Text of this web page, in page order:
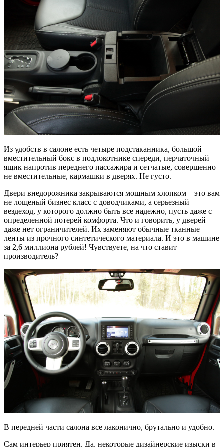
Из удобств в салоне есть четыре подстаканника, большой
вместительный бокс в подлокотнике спереди, перчаточный
ящик напротив переднего пассажира и сетчатые, совершенно
не вместительные, кармашки в дверях. Не густо.
Двери внедорожника закрываются мощным хлопком – это вам
не лощеный бизнес класс с доводчиками, а серьезный
вездеход, у которого должно быть все надежно, пусть даже с
определенной потерей комфорта. Что и говорить, у дверей
даже нет ограничителей. Их заменяют обычные тканные
ленты из прочного синтетического материала. И это в машине
за 2,6 миллиона рублей! Чувствуете, на что ставит
производитель?
В передней части салона все лаконично, брутально и удобно.
Сам интерьер приятен. Да, некоторые дизайнерские изыски в